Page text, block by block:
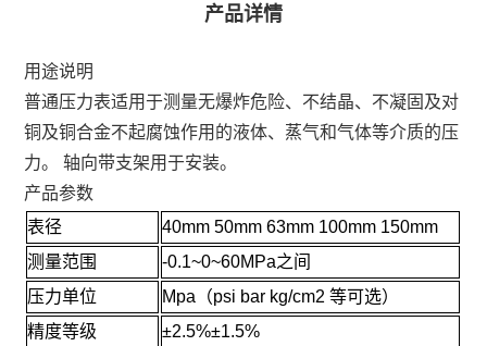
产品详情
用途说明
普通压力表适用于测量无爆炸危险、不结晶、不凝固及对
铜及铜合金不起腐蚀作用的液体、蒸气和气体等介质的压
力。 轴向带支架用于安装。
产品参数
表径
40mm 50mm 63mm 100mm 150mm
测量范围
-0.1~0~60MPa之间
压力单位
Mpa（psi bar kg/cm2 等可选）
精度等级
±2.5%±1.5%